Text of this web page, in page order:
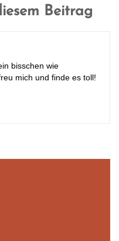
Beitrag
bisschen wie
mich und finde es toll!